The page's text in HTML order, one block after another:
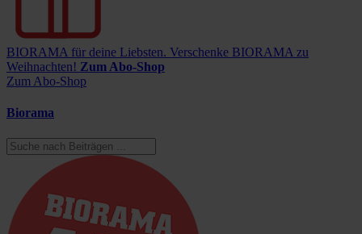
BIORAMA für deine Liebsten. Verschenke BIORAMA zu
Weihnachten! Zum Abo-Shop
Zum Abo-Shop
Biorama